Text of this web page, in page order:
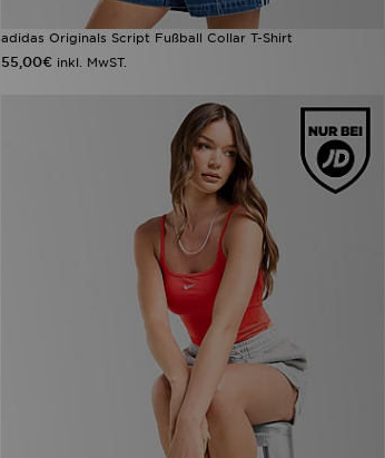
adidas Originals Script Fußball Collar T-Shirt
55,00€ inkl. MwST.